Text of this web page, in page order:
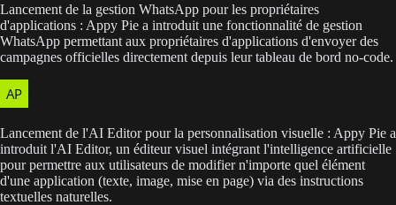
Lancement de la gestion WhatsApp pour les propriétaires
d'applications : Appy Pie a introduit une fonctionnalité de gestion
WhatsApp permettant aux propriétaires d'applications d'envoyer des
campagnes officielles directement depuis leur tableau de bord no-code.
Lancement de l'AI Editor pour la personnalisation visuelle : Appy Pie a
introduit l'AI Editor, un éditeur visuel intégrant l'intelligence artificielle
pour permettre aux utilisateurs de modifier n'importe quel élément
d'une application (texte, image, mise en page) via des instructions
textuelles naturelles.